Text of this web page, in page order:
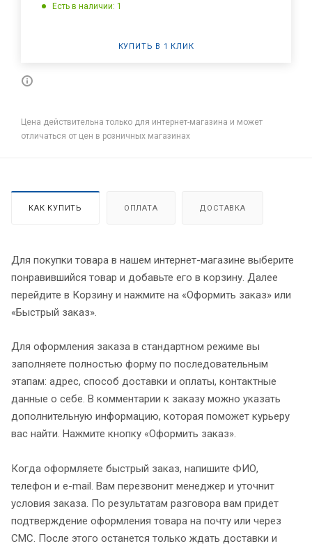
Есть в наличии: 1
КУПИТЬ В 1 КЛИК
Цена действительна только для интернет-магазина и может
отличаться от цен в розничных магазинах
КАК КУПИТЬ ОПЛАТА ДОСТАВКА
Для покупки товара в нашем интернет-магазине выберите
понравившийся товар и добавьте его в корзину. Далее
перейдите в Корзину и нажмите на «Оформить заказ» или
«Быстрый заказ».
Для оформления заказа в стандартном режиме вы
заполняете полностью форму по последовательным
этапам: адрес, способ доставки и оплаты, контактные
данные о себе. В комментарии к заказу можно указать
дополнительную информацию, которая поможет курьеру
вас найти. Нажмите кнопку «Оформить заказ».
Когда оформляете быстрый заказ, напишите ФИО,
телефон и e-mail. Вам перезвонит менеджер и уточнит
условия заказа. По результатам разговора вам придет
подтверждение оформления товара на почту или через
СМС. После этого останется только ждать доставки и